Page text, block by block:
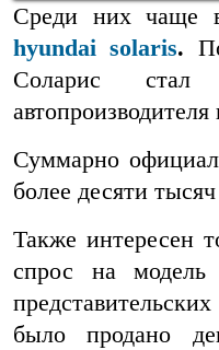
Среди них чаще
hyundai solaris.
Соларис стал
Суммарно
более десяти
Также интересен
спрос на модель
было продано